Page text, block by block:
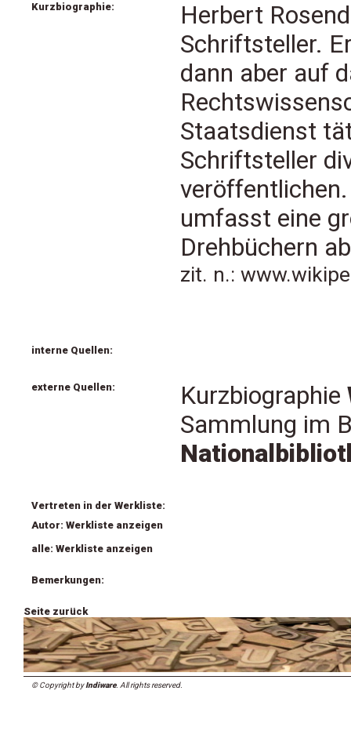
Kurzbiographie:
Herbert
Schriftsteller.
dann aber auf
Staatsdienst
Schriftsteller
umfasst eine
Drehbüchern
zit. n.:
interne Quellen:
externe Quellen: Kurzbiographie
Sammlung im
Vertreten in der Werkliste:
Autor: Werkliste anzeigen
alle: Werkliste anzeigen
Bemerkungen:
Seite zurück
© Copyright byIndiware. All rights reserved.